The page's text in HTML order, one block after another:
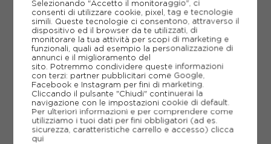
Montare i pedali (attenzione: destro e
sinistro non sono intercambiabili)
Inserire la ruota anteriore
4. Regolare la sella in altezza
Controllare la pressione delle gomme e
l’impianto frenante
🛠 Non servono competenze meccaniche:
basta un po’ di manualità e gli attrezzi di base
(che spesso trovi già inclusi nel kit).
Selezionando "Accetto il monitoraggio", ci
consenti di utilizzare cookie, pixel, tag e tecnologie
simili. Queste tecnologie ci consentono, attraverso il
dispositivo ed il browser da te utilizzati, di
monitorare la tua attività per scopi di marketing e
funzionali, quali ad esempio la personalizzazione di
annunci e il miglioramento del
sito. Potremmo condividere queste informazioni
con terzi: partner pubblicitari come Google,
Facebook e Instagram per fini di marketing.
Cliccando il pulsante "Chiudi" continuerai la
navigazione con le impostazioni cookie di default.
Per ulteriori informazioni e per comprendere come
utilizziamo i tuoi dati per fini obbligatori (ad es.
sicurezza, caratteristiche carrello e accesso) clicca
qui